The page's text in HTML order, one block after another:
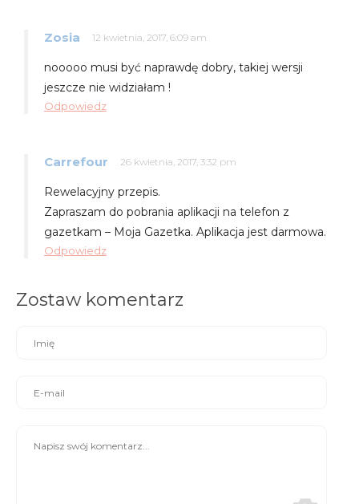
Zosia 12 kwietnia, 2017, 6:09 am
nooooo musi być naprawdę dobry, takiej wersji
jeszcze nie widziałam !
Odpowiedz
Carrefour 26 kwietnia, 2017, 3:32 pm
Rewelacyjny przepis.
Zapraszam do pobrania aplikacji na telefon z
gazetkam – Moja Gazetka. Aplikacja jest darmowa.
Odpowiedz
Zostaw komentarz